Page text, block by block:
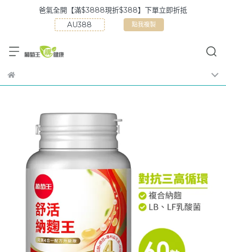
買多折多【滿$5888現折$588】官網獨家優惠
點我複製